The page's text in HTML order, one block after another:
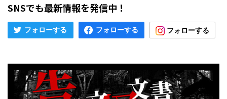
SNSでも最新情報を発信中！